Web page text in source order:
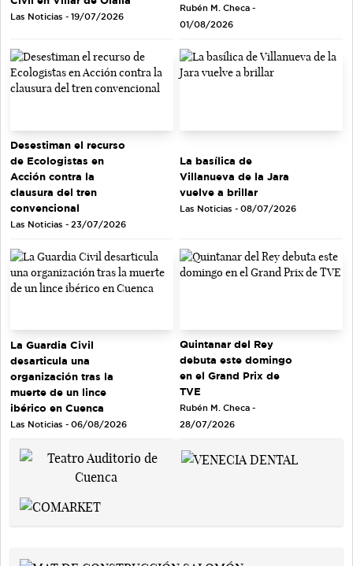
Las Noticias - 19/07/2026
Rubén M. Checa -
01/08/2026
Desestiman el recurso
de Ecologistas en
Acción contra la
clausura del tren
convencional
Las Noticias - 23/07/2026
La basílica de
Villanueva de la Jara
vuelve a brillar
Las Noticias - 08/07/2026
La Guardia Civil
desarticula una
organización tras la
muerte de un lince
ibérico en Cuenca
Las Noticias - 06/08/2026
Quintanar del Rey
debuta este domingo
en el Grand Prix de
TVE
Rubén M. Checa -
28/07/2026